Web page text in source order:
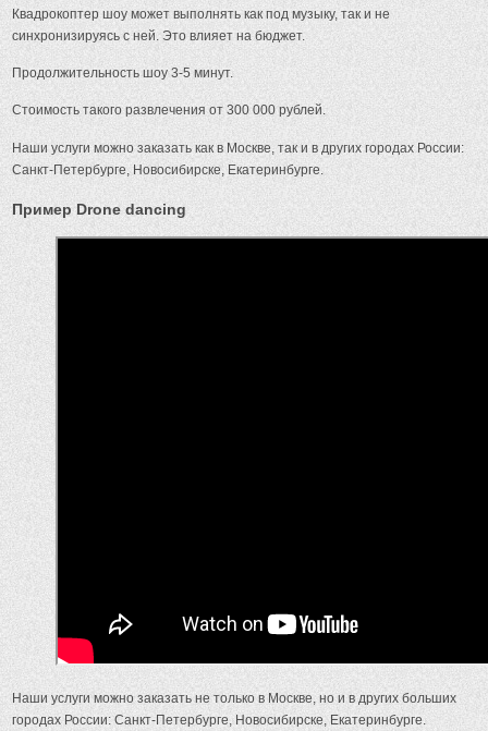
Квадрокоптер шоу может выполнять как под музыку, так и не
синхронизируясь с ней. Это влияет на бюджет.
Продолжительность шоу 3-5 минут.
Стоимость такого развлечения от 300 000 рублей.
Наши услуги можно заказать как в Москве, так и в других городах России:
Санкт-Петербурге, Новосибирске, Екатеринбурге.
Пример Drone dancing
Наши услуги можно заказать не только в Москве, но и в других больших
городах России: Санкт-Петербурге, Новосибирске, Екатеринбурге.